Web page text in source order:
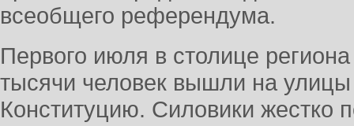
всеобщего референдума.
Первого июля в столице
тысячи человек вышли на
Конституцию. Силовики жестко